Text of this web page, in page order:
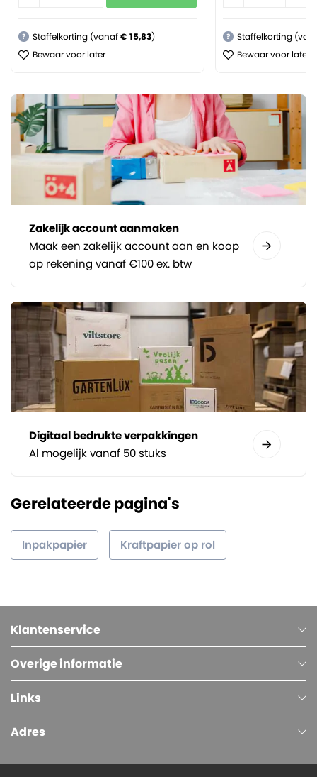
? Staffelkorting (vanaf€ 15,83)
Bewaar voor later
?
Staffelkorting
Bewaar voor later
Zakelijk account aanmaken
Maak een zakelijk account aan en koop
op rekening vanaf €100 ex. btw
Digitaal bedrukte verpakkingen
Al mogelijk vanaf 50 stuks
Gerelateerde pagina's
Inpakpapier Kraftpapier op rol
Klantenservice
Overige informatie
Links
Adres